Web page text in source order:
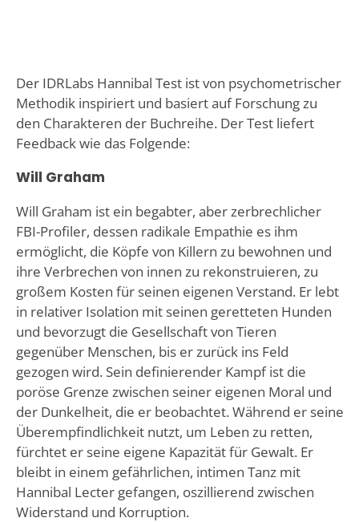
Der IDRLabs Hannibal Test ist von psychometrischer
Methodik inspiriert und basiert auf Forschung zu
den Charakteren der Buchreihe. Der Test liefert
Feedback wie das Folgende:
Will Graham
Will Graham ist ein begabter, aber zerbrechlicher
FBI-Profiler, dessen radikale Empathie es ihm
ermöglicht, die Köpfe von Killern zu bewohnen und
ihre Verbrechen von innen zu rekonstruieren, zu
großem Kosten für seinen eigenen Verstand. Er lebt
in relativer Isolation mit seinen geretteten Hunden
und bevorzugt die Gesellschaft von Tieren
gegenüber Menschen, bis er zurück ins Feld
gezogen wird. Sein definierender Kampf ist die
poröse Grenze zwischen seiner eigenen Moral und
der Dunkelheit, die er beobachtet. Während er seine
Überempfindlichkeit nutzt, um Leben zu retten,
fürchtet er seine eigene Kapazität für Gewalt. Er
bleibt in einem gefährlichen, intimen Tanz mit
Hannibal Lecter gefangen, oszillierend zwischen
Widerstand und Korruption.